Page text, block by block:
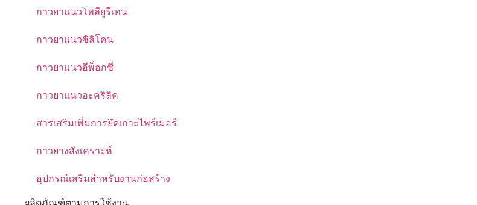
กาวยาแนวโพลียูรีเทน
กาวยาแนวซิลิโคน
กาวยาแนวอีพ็อกซี่
กาวยาแนวอะคริลิค
สารเสริมเพิ่มการยึดเกาะไพร์เมอร์
กาวยางสังเคราะห์
อุปกรณ์เสริมสำหรับงานก่อสร้าง
ผลิตภัณฑ์ตามการใช้งาน